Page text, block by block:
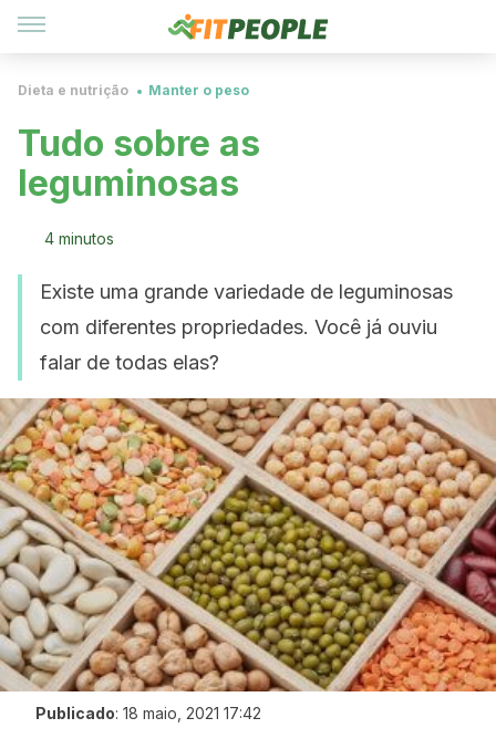
Dieta e nutrição Manter o peso
Tudo sobre as
leguminosas
4 minutos
Existe uma grande variedade de leguminosas
com diferentes propriedades. Você já ouviu
falar de todas elas?
Publicado: 18 maio, 2021 17:42